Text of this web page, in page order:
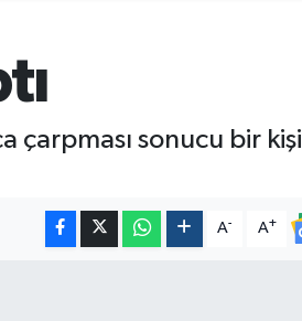
çarpması sonucu bir kişi
A- A+